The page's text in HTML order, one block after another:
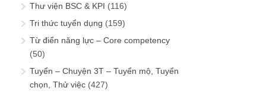
Thư viện BSC & KPI (116)
Tri thức tuyển dụng (159)
Từ điển năng lực – Core competency
(50)
Tuyển – Chuyện 3T – Tuyển mộ, Tuyển
chọn, Thử việc (427)